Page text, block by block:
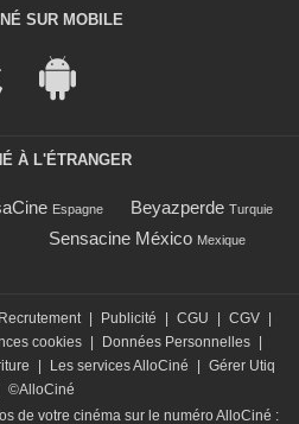
SUR MOBILE
À L'ÉTRANGER
Espagne Beyazperde Turquie
Sensacine México Mexique
Recrutement | Publicité | CGU | CGV |
cookies | Données Personnelles |
| Les services AlloCiné | Gérer Utiq
©AlloCiné
de votre cinéma sur le numéro AlloCiné :